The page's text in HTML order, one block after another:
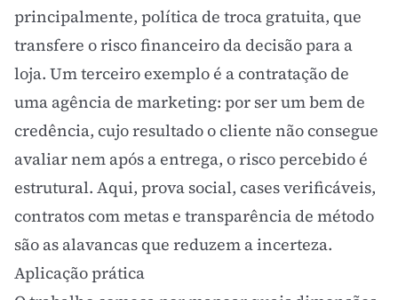
principalmente, política de troca gratuita, que
transfere o risco financeiro da decisão para a
loja. Um terceiro exemplo é a contratação de
uma agência de marketing: por ser umbem de
credência, cujo resultado o cliente não consegue
avaliar nem após a entrega, o risco percebido é
estrutural. Aqui, prova social, cases verificáveis,
contratos com metas e transparência de método
são as alavancas que reduzem a incerteza.
Aplicação prática